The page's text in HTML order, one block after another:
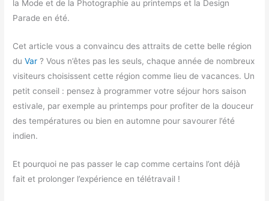
la Mode et de la Photographie au printemps et la Design
Parade en été.
Cet article vous a convaincu des attraits de cette belle région
duVar ? Vous n’êtes pas les seuls, chaque année de nombreux
visiteurs choisissent cette région comme lieu de vacances. Un
petit conseil : pensez à programmer votre séjour hors saison
estivale, par exemple au printemps pour profiter de la douceur
des températures ou bien en automne pour savourer l’été
indien.
Et pourquoi ne pas passer le cap comme certains l’ont déjà
fait et prolonger l’expérience en télétravail !